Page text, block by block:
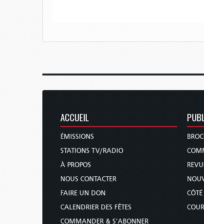
ACCUEIL
ÉMISSIONS
STATIONS TV/RADIO
À PROPOS
NOUS CONTACTER
FAIRE UN DON
CALENDRIER DES FÊTES
COMMANDER & S’ABONNER